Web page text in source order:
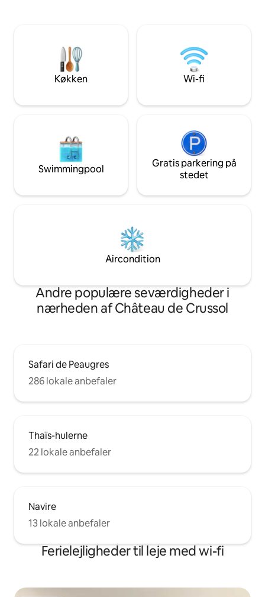
være din private, sikre (og skyggefulde!)
parkeringsplads. Et ægte privilegium i
byens centrum.
pause eller en
Køkken Wi-fi
Swimmingpool
Gratis parkering på
stedet
Aircondition
Andre populære seværdigheder i
nærheden af Château de Crussol
Safari de Peaugres
286 lokale anbefaler
Thaïs-hulerne
22 lokale anbefaler
Navire
13 lokale anbefaler
Ferielejligheder til leje med wi-fi